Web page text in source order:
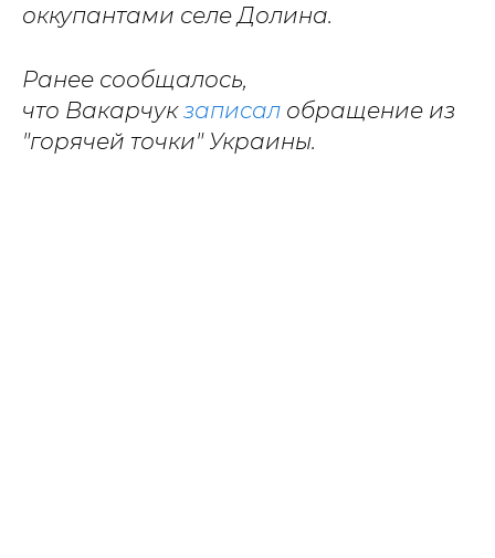
оккупантами селе Долина.
Ранее сообщалось,
что Вакарчукзаписал обращение из
"горячей точки" Украины.